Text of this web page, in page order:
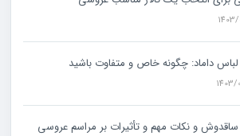
لباس داماد: چگونه خاص و متفاوت باشید
ساقدوش و نکات مهم و تأثیرات بر مراسم عروسی